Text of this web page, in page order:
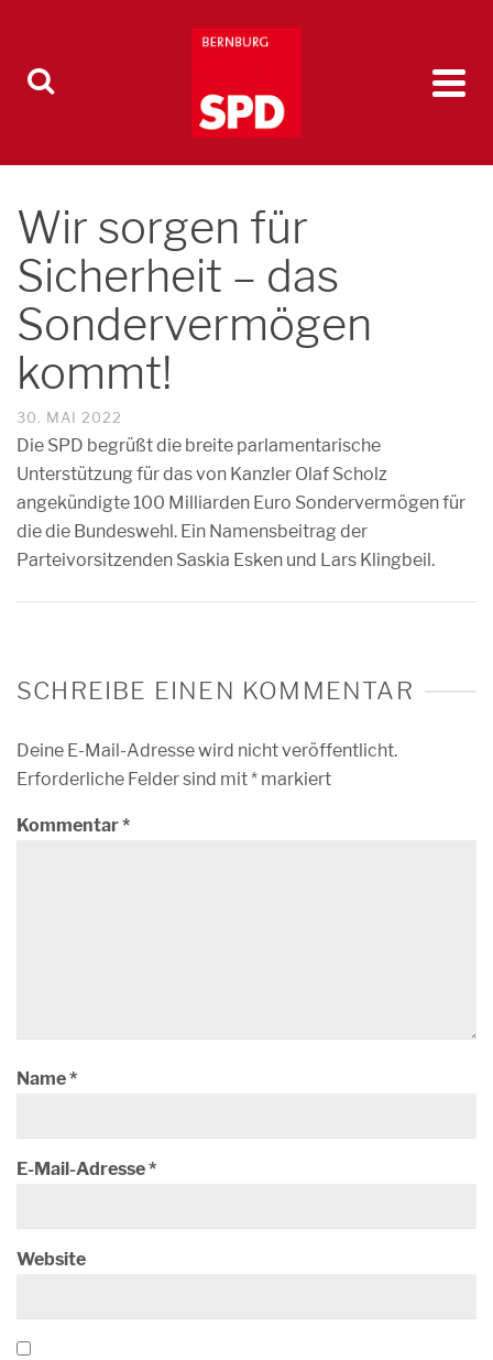
Wir sorgen für
Sicherheit – das
Sondervermögen
kommt!
30. MAI 2022
Die SPD begrüßt die breite parlamentarische
Unterstützung für das von Kanzler Olaf Scholz
angekündigte 100 Milliarden Euro Sondervermögen für
die die Bundeswehl. Ein Namensbeitrag der
Parteivorsitzenden Saskia Esken und Lars Klingbeil.
SCHREIBE EINEN KOMMENTAR
Deine E-Mail-Adresse wird nicht veröffentlicht.
Erforderliche Felder sind mit* markiert
Kommentar*
Name*
E-Mail-Adresse*
Website